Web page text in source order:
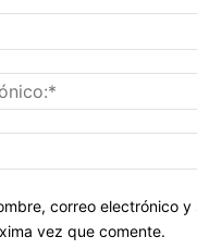
correo electrónico
vez que comente.